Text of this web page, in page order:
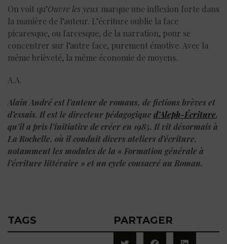
On voit qu’Ouvre les yeux marque une inflexion forte dans
la manière de l’auteur. L’écriture oublie la face
picaresque, ou farcesque, de la narration, pour se
concentrer sur l’autre face, purement émotive. Avec la
même brièveté, la même économie de moyens.
A.A.
Alain André est l’auteur de romans, de fictions brèves et
d’essais. Il est le directeur pédagogique d’Aleph-Écriture,
qu’il a pris l’initiative de créer en 1985. Il vit désormais à
La Rochelle, où il conduit divers ateliers d’écriture,
notamment les modules de la « Formation générale à
l’écriture littéraire » et un cycle consacré au Roman.
TAGS PARTAGER